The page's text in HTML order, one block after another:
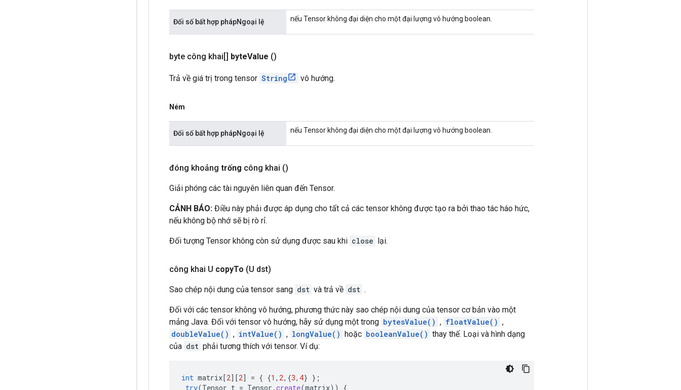
Đối số bất hợp phápNgoại lệ nếu Tensor không đại diện cho một đại lượng vô hướng boolean.
byte công khai[] byteValue ()
Trả về giá trị trong tensor String vô hướng.
Ném
Đối số bất hợp phápNgoại lệ nếu Tensor không đại diện cho một đại lượng vô hướng boolean.
đóng khoảng trống công khai ()
Giải phóng các tài nguyên liên quan đến Tensor.
CẢNH BÁO: Điều này phải được áp dụng cho tất cả các tensor không được tạo ra bởi thao tác háo hức,
nếu không bộ nhớ sẽ bị rò rỉ.
Đối tượng Tensor không còn sử dụng được sau khi close lại.
công khai U copyTo (U dst)
Sao chép nội dung của tensor sang dst và trả về dst .
Đối với các tensor không vô hướng, phương thức này sao chép nội dung của tensor cơ bản vào một
mảng Java. Đối với tensor vô hướng, hãy sử dụng một trong bytesValue() , floatValue() ,
doubleValue() , intValue() , longValue() hoặc booleanValue() thay thế. Loại và hình dạng
của dst phải tương thích với tensor. Ví dụ:
int matrix[2][2] = { {1 , 2,{3, 4} };
try(Tensor t = Tensor .create(matrix)) {